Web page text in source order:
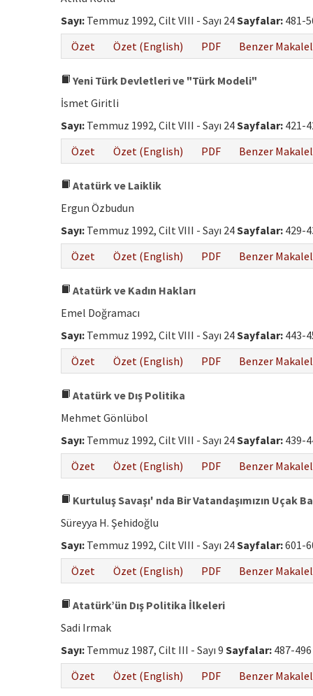
Sayı: Temmuz 1992, Cilt VIII - Sayı 24Sayfalar: 481-
Özet
Özet (English) PDF Benzer
Yeni Türk Devletleri ve "Türk Modeli"
İsmet Giritli
Sayı: Temmuz 1992, Cilt VIII - Sayı 24Sayfalar: 421-
Özet
Özet (English) PDF Benzer
Atatürk ve Laiklik
Ergun Özbudun
Sayı: Temmuz 1992, Cilt VIII - Sayı 24Sayfalar: 429-
Özet
Özet (English) PDF Benzer
Atatürk ve Kadın Hakları
Emel Doğramacı
Sayı: Temmuz 1992, Cilt VIII - Sayı 24Sayfalar: 443-
Özet
Özet (English) PDF Benzer
Atatürk ve Dış Politika
Mehmet Gönlübol
Sayı: Temmuz 1992, Cilt VIII - Sayı 24Sayfalar: 439-
Özet
Özet (English) PDF Benzer
Kurtuluş Savaşı' nda Bir Vatandaşımızın Uçak
Süreyya H. Şehidoğlu
Sayı: Temmuz 1992, Cilt VIII - Sayı 24Sayfalar:601-
Özet
Özet (English) PDF Benzer
Atatürk’ün Dış Politika İlkeleri
Sadi Irmak
Sayı: Temmuz 1987, Cilt III - Sayı 9 Sayfalar: 487-496
Özet
Özet (English) PDF Benzer